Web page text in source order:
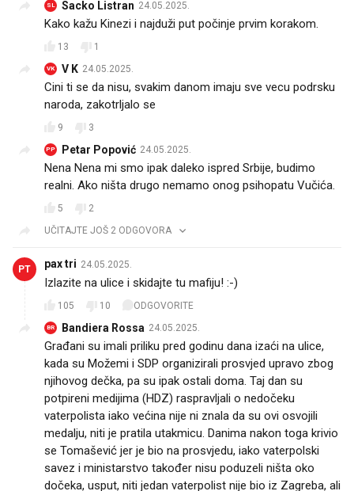
SL Sacko Listran 24.05.2025.
Kako kažu Kinezi i najduži put počinje prvim korakom.
13 1
VK V K 24.05.2025.
Cini ti se da nisu, svakim danom imaju sve vecu podrsku
naroda, zakotrljalo se
9 3
PP Petar Popović 24.05.2025.
Nena Nena mi smo ipak daleko ispred Srbije, budimo
realni. Ako ništa drugo nemamo onog psihopatu Vučića.
5
2
UČITAJTE JOŠ 2 ODGOVORA
PT pax tri 24.05.2025.
Izlazite na ulice i skidajte tu mafiju! :-)
105 10 ODGOVORITE
BR Bandiera Rossa 24.05.2025.
Građani su imali priliku pred godinu dana izaći na ulice,
kada su Možemi i SDP organizirali prosvjed upravo zbog
njihovog dečka, pa su ipak ostali doma. Taj dan su
potpireni medijima (HDZ) raspravljali o nedočeku
vaterpolista iako većina nije ni znala da su ovi osvojili
medalju, niti je pratila utakmicu. Danima nakon toga krivio
se Tomašević jer je bio na prosvjedu, iako vaterpolski
savez i ministarstvo također nisu poduzeli ništa oko
dočeka, usput, niti jedan vaterpolist nije bio iz Zagreba, ali